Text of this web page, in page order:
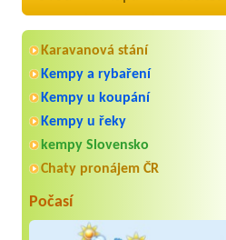
Karavanová stání
Kempy a rybaření
Kempy u koupání
Kempy u řeky
kempy Slovensko
Chaty pronájem ČR
Počasí